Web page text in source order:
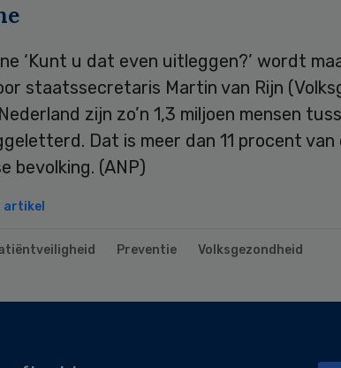
‘Kunt u dat even uitleggen?’ wordt
staatssecretaris Martin van Rijn
zijn zo’n 1,3 miljoen mensen
Dat is meer dan 11 procent van
bevolking. (ANP)
artikel
Preventie Volksgezondheid